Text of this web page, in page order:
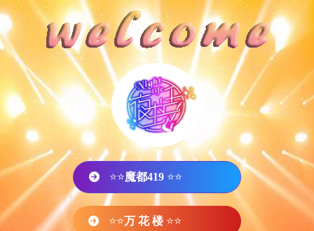
⭐⭐魔都419 ⭐⭐
⭐⭐万 花 楼 ⭐⭐